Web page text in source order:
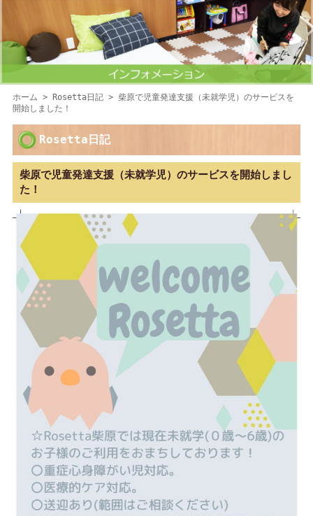
ホーム > Rosetta日記> 柴原で児童発達支援（未就学児）のサービスを
開始しました！
Rosetta日記
柴原で児童発達支援（未就学児）のサービスを開始しまし
た！